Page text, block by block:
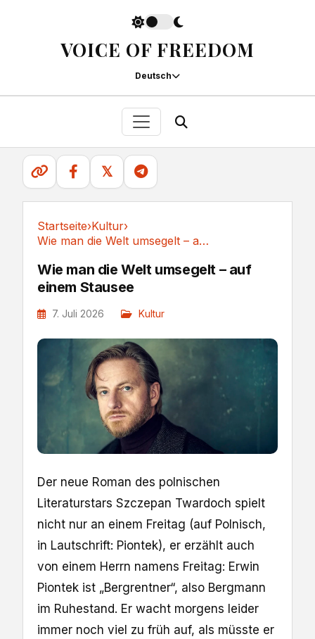
VOICE OF FREEDOM
Deutsch
𝕏
Startseite›Kultur›
Wie man die Welt umsegelt – auf einem Stausee
Wie man die Welt umsegelt – auf
einem Stausee
7. Juli 2026 Kultur
Der neue Roman des polnischen
Literaturstars Szczepan Twardoch spielt
nicht nur an einem Freitag (auf Polnisch,
in Lautschrift: Piontek), er erzählt auch
von einem Herrn namens Freitag: Erwin
Piontek ist „Bergrentner“, also Bergmann
im Ruhestand. Er wacht morgens leider
immer noch viel zu früh auf, als müsste er